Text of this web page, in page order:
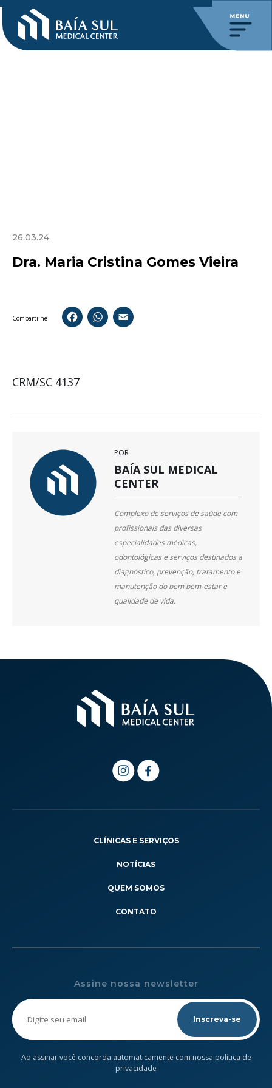
26.03.24
Dra. Maria Cristina Gomes Vieira
Compartilhe FacebookWhatsApp
CRM/SC 4137
POR
BAÍA SUL MEDICAL
CENTER
Complexo de serviços de saúde com
profissionais das diversas
especialidades médicas,
odontológicas e serviços destinados a
diagnóstico, prevenção, tratamento e
manutenção do bem bem-estar e
qualidade de vida.
CLÍNICAS E SERVIÇOS
NOTÍCIAS
QUEM SOMOS
CONTATO
Assine nossa newsletter
Please
leave
this
field
Ao assinar você concorda automaticamente com nossa política de
privacidade